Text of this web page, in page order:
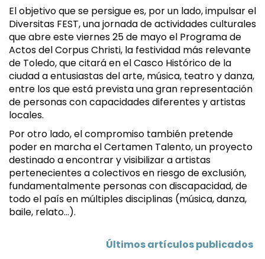
El objetivo que se persigue es, por un lado, impulsar el
Diversitas FEST, una jornada de actividades culturales
que abre este viernes 25 de mayo el Programa de
Actos del Corpus Christi, la festividad más relevante
de Toledo, que citará en el Casco Histórico de la
ciudad a entusiastas del arte, música, teatro y danza,
entre los que está prevista una gran representación
de personas con capacidades diferentes y artistas
locales.
Por otro lado, el compromiso también pretende
poder en marcha el Certamen Talento, un proyecto
destinado a encontrar y visibilizar a artistas
pertenecientes a colectivos en riesgo de exclusión,
fundamentalmente personas con discapacidad, de
todo el país en múltiples disciplinas (música, danza,
baile, relato…).
Últimos artículos publicados